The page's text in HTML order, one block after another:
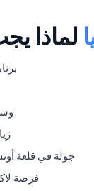
لماذا
جولة في قلعة
فرصة